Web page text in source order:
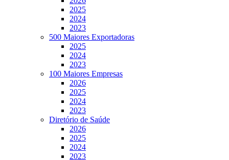
2025
2024
2023
500 Maiores Exportadoras
2025
2024
2023
100 Maiores Empresas
2026
2025
2024
2023
Diretório de Saúde
2026
2025
2024
2023